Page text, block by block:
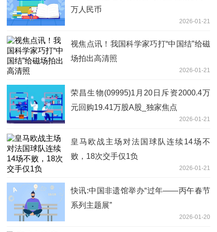
万人民币
2026-01-21
视焦点讯！我国科学家巧打“中国结”给磁
场拍出高清照
2026-01-21
荣昌生物(09995)1月20日斥资2000.4万
元回购19.41万股A股_独家焦点
2026-01-21
皇马欧战主场对法国球队连续14场不
败，18次交手仅1负
2026-01-21
快讯:中国非遗馆举办“过年——丙午春节
系列主题展”
2026-01-20